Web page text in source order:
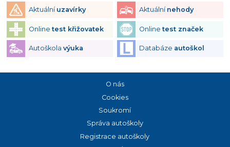
Aktuální uzavírky Aktuální nehody
Onlinetest křižovatek Onlinetest značek
Autoškola výuka Databáze autoškol
O nás
Cookies
Soukromí
Správa autoškoly
Registrace autoškoly